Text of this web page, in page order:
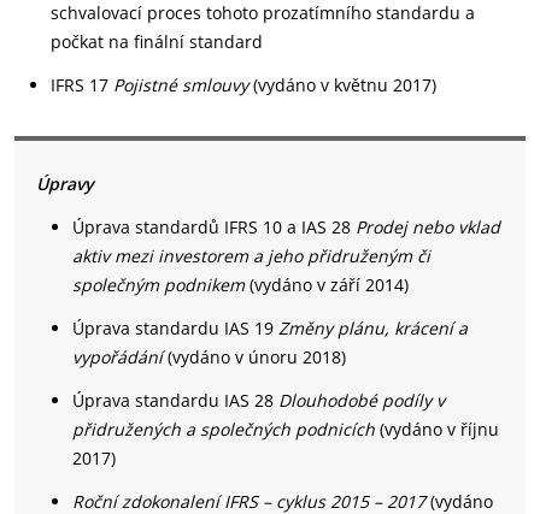
schvalovací proces tohoto prozatímního standardu a
počkat na finální standard
IFRS 17 Pojistné smlouvy(vydáno v květnu 2017)
Úpravy
Úprava standardů IFRS 10 a IAS 28 Prodej nebo vklad
aktiv mezi investorem a jeho přidruženým či
společným podnikem(vydáno v září 2014)
Úprava standardu IAS 19 Změny plánu, krácení a
vypořádání(vydáno v únoru 2018)
Úprava standardu IAS 28 Dlouhodobé podíly v
přidružených a společných podnicích (vydáno v říjnu
2017)
Roční zdokonalení IFRS – cyklus 2015 – 2017(vydáno